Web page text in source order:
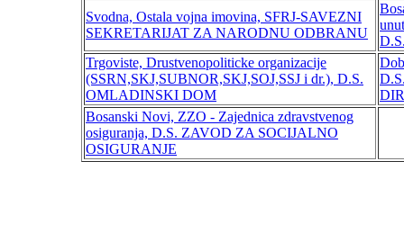
Svodna, Ostala vojna imovina, SFRJ-SAVEZNI
SEKRETARIJAT ZA NARODNU ODBRANU
Trgoviste, Drustvenopoliticke organizacije
(SSRN,SKJ,SUBNOR,SKJ,SOJ,SSJ i dr.), D.S.
OMLADINSKI DOM
Bosanski Novi, ZZO - Zajednica zdravstvenog
osiguranja, D.S. ZAVOD ZA SOCIJALNO
OSIGURANJE